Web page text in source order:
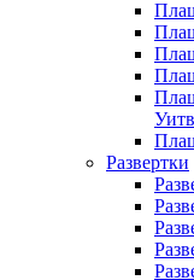
Развертки